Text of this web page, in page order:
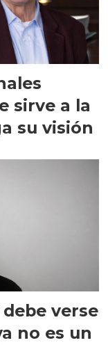
sirve a la
su visión
verse
no es un